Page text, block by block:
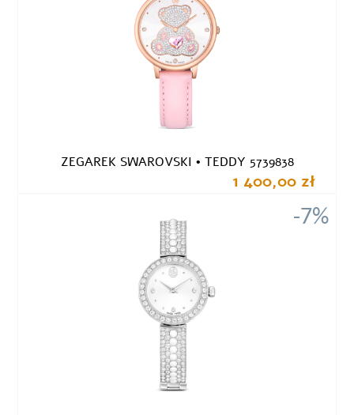
ZEGAREK SWAROVSKI • TEDDY 5739838
1 400,00 zł
-7%